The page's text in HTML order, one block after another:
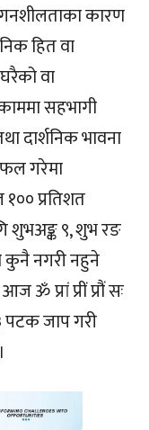
कारण
हित वा
वा
सहभागी
दार्शनिक भावना
गरेमा
प्रतिशत
शुभअङ्क ९, शुभ रङ
कुनै नगरी नहुने
ॐ प्रां प्रीं प्रौं सः
पटक जाप गरी